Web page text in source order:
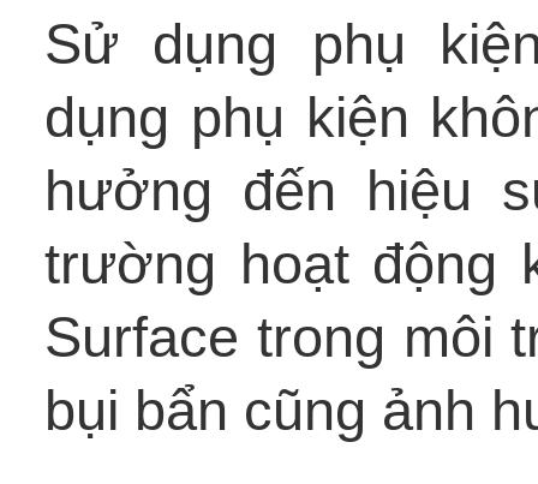
Sử dụng phụ
dụng phụ kiện
hưởng đến hiệu
trường hoạt động
Surface trong môi
bụi bẩn cũng ảnh